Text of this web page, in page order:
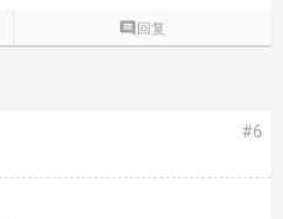
 回复
#6